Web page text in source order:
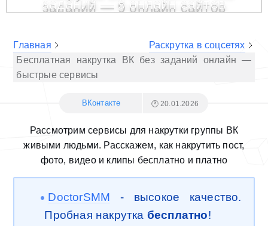
Главная
Раскрутка в соцсетях
Бесплатная накрутка ВК без заданий онлайн —
быстрые сервисы
ВКонтакте 🕐 20.01.2026
Рассмотрим сервисы для накрутки группы ВК
живыми людьми. Расскажем, как накрутить пост,
фото, видео и клипы бесплатно и платно
DoctorSMM - высокое качество.
Пробная накрутка бесплатно!